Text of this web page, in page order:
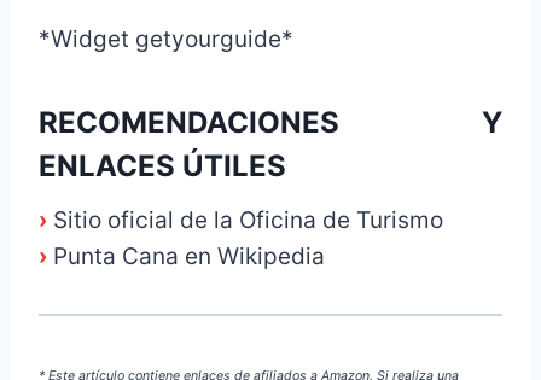
*Widget getyourguide*
RECOMENDACIONES Y
ENLACES ÚTILES
› Sitio oficial de la Oficina de Turismo
› Punta Cana en Wikipedia
* Este artículo contiene enlaces de afiliados a Amazon. Si realiza una